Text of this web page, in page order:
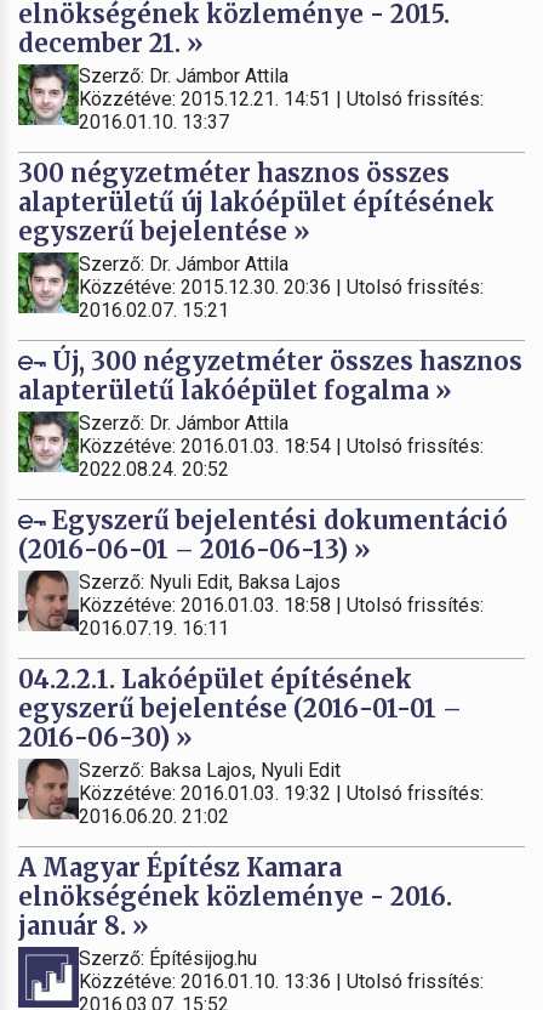
elnökségének közleménye - 2015.
december 21. »
Szerző: Dr. Jámbor Attila
Közzétéve: 2015.12.21. 14:51 | Utolsó frissítés:
2016.01.10. 13:37
300 négyzetméter hasznos összes
alapterületű új lakóépület építésének
egyszerű bejelentése »
Szerző: Dr. Jámbor Attila
Közzétéve: 2015.12.30. 20:36 | Utolsó frissítés:
2016.02.07. 15:21
Új, 300 négyzetméter összes hasznos
alapterületű lakóépület fogalma »
Szerző: Dr. Jámbor Attila
Közzétéve: 2016.01.03. 18:54 | Utolsó frissítés:
2022.08.24. 20:52
Egyszerű bejelentési dokumentáció
(2016-06-01 – 2016-06-13) »
Szerző: Nyuli Edit, Baksa Lajos
Közzétéve: 2016.01.03. 18:58 | Utolsó frissítés:
2016.07.19. 16:11
04.2.2.1. Lakóépület építésének
egyszerű bejelentése (2016-01-01 –
2016-06-30) »
Szerző: Baksa Lajos, Nyuli Edit
Közzétéve: 2016.01.03. 19:32 | Utolsó frissítés:
2016.06.20. 21:02
A Magyar Építész Kamara
elnökségének közleménye - 2016.
január 8. »
Szerző: Építésijog.hu
Közzétéve: 2016.01.10. 13:36 | Utolsó frissítés:
2016.03.07. 15:52